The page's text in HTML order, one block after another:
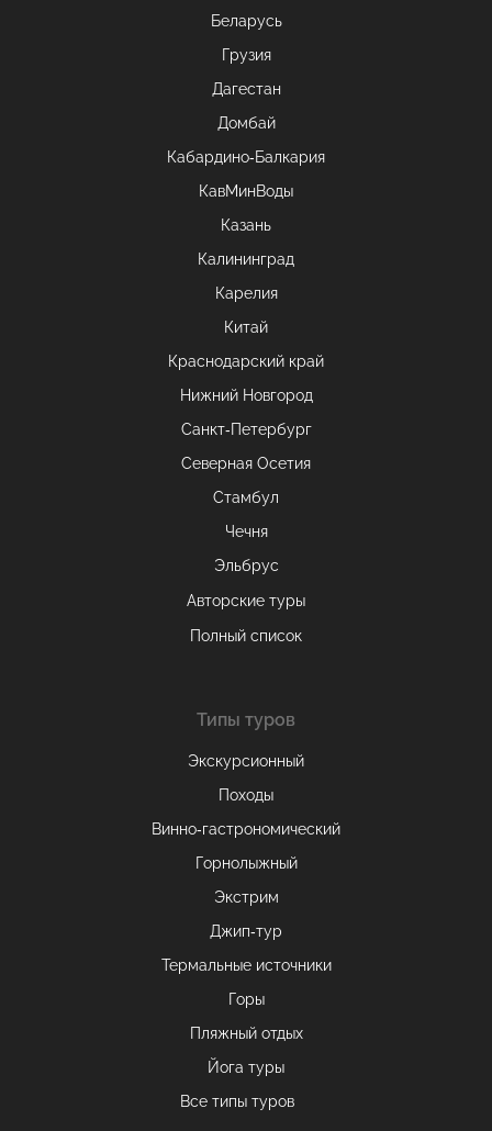
Беларусь
Грузия
Дагестан
Домбай
Кабардино-Балкария
КавМинВоды
Казань
Калининград
Карелия
Китай
Краснодарский край
Нижний Новгород
Санкт-Петербург
Северная Осетия
Стамбул
Чечня
Эльбрус
Авторские туры
Полный список
Типы туров
Экскурсионный
Походы
Винно-гастрономический
Горнолыжный
Экстрим
Джип-тур
Термальные источники
Горы
Пляжный отдых
Йога туры
Все типы туров